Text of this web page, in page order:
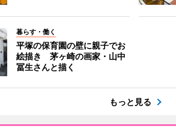
暮らす・働く
平塚の保育園の壁に親子でお
絵描き 茅ヶ崎の画家・山中
冨生さんと描く
もっと見る